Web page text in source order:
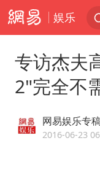
娱乐
专访杰夫
2"完全不
网易娱乐专
2016-06-23